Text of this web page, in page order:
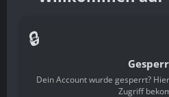
🔒
Dein Account wurde gesperrt?
Zugriff